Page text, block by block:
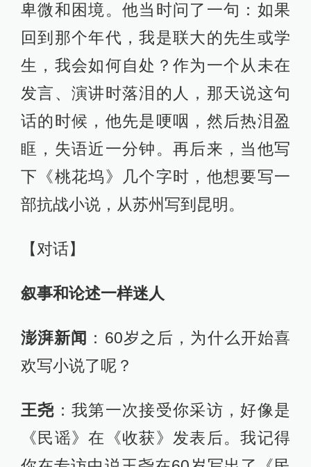
卑微和困境。他当时问了一句：如果
回到那个年代，我是联大的先生或学
生，我会如何自处？作为一个从未在
发言、演讲时落泪的人，那天说这句
话的时候，他先是哽咽，然后热泪盈
眶，失语近一分钟。再后来，当他写
下《桃花坞》几个字时，他想要写一
部抗战小说，从苏州写到昆明。
【对话】
叙事和论述一样迷人
澎湃新闻 ：60岁之后，为什么开始喜
欢写小说了呢？
王尧 ：我第一次接受你采访，好像是
《民谣》在《收获》发表后。我记得